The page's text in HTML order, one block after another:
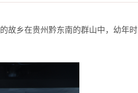
的故乡在贵州黔东南的群山中，幼年时